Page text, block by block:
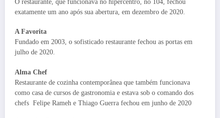
O restaurante, que funcionava no hipercentro, no 104, fechou
exatamente um ano após sua abertura, em dezembro de 2020.
A Favorita
Fundado em 2003, o sofisticado restaurante fechou as portas em
julho de 2020.
Alma Chef
Restaurante de cozinha contemporânea que também funcionava
como casa de cursos de gastronomia e estava sob o comando dos
chefs Felipe Rameh e Thiago Guerra fechou em junho de 2020